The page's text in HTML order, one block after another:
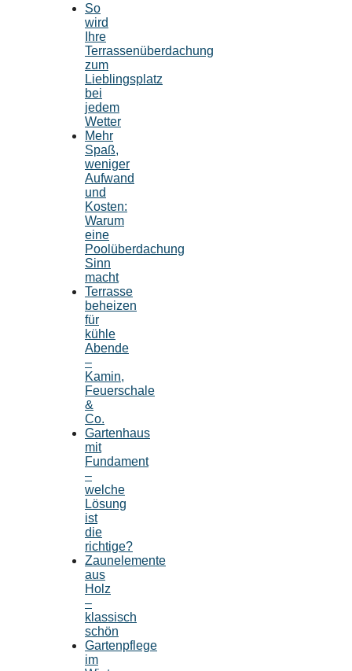
So
wird
Ihre
Terrassenüberdachung
zum
Lieblingsplatz
bei
jedem
Wetter
Mehr
Spaß,
weniger
Aufwand
und
Kosten:
Warum
eine
Poolüberdachung
Sinn
macht
Terrasse
beheizen
für
kühle
Abende
–
Kamin,
Feuerschale
&
Co.
Gartenhaus
mit
Fundament
–
welche
Lösung
ist
die
richtige?
Zaunelemente
aus
Holz
–
klassisch
schön
Gartenpflege
im